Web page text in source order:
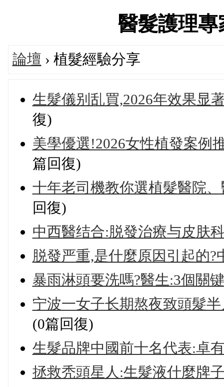
醫髮護理
論壇 › 植髮經驗分享
生髮儀别乱買,2026年效果显
復)
美學優選!2026女性植發案例
篇回復)
十年老司機教你選植髮醫院
回復)
中西醫结合:脱發治療与皮肤
脱發严重,是什麼原因引起的?
暴雨淋頭要洗嗎?醫生:3個關
宁波一女子长期熬夜致頭髮
(0篇回復)
生髮品牌中國前十名代表:卓
拯救秃頭星人:生髮液什麼牌